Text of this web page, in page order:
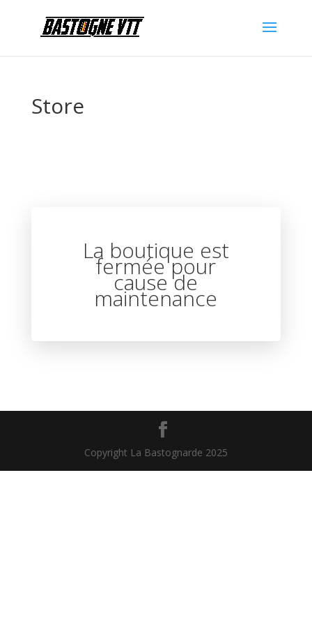
Store
La boutique est
fermée pour
cause de
maintenance
Copyright La Bastognarde 2025